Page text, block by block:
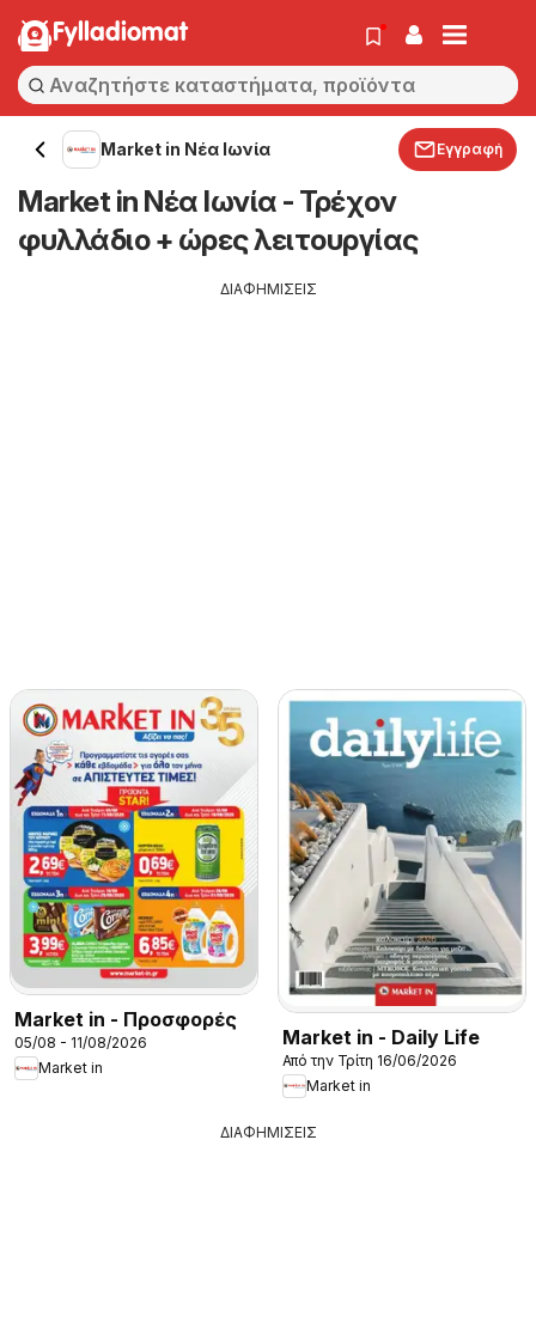
Fylladiomat
Market in Νέα Ιωνία Εγγραφή
Market in Νέα Ιωνία - Τρέχον
φυλλάδιο + ώρες λειτουργίας
ΔΙΑΦΗΜΙΣΕΙΣ
Market in - Προσφορές
05/08 - 11/08/2026
Market in
Market in - Daily Life
Από την Τρίτη 16/06/2026
Market in
ΔΙΑΦΗΜΙΣΕΙΣ